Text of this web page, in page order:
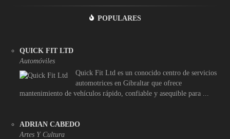
POPULARES
QUICK FIT LTD
Automóviles
Quick Fit Ltd es un conocido centro de servicios
automotrices en Gibraltar que ofrece
mantenimiento de vehículos rápido, confiable y asequible para ...
ADRIAN CABEDO
Artes Y Cultura